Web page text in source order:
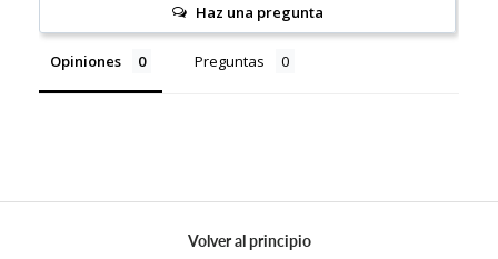
Haz una pregunta
Opiniones Preguntas
Volver al principio